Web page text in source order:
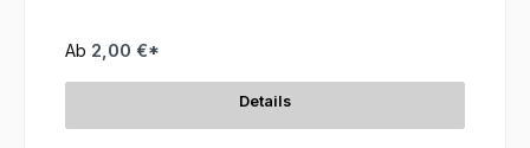
Ab 2,00 €*
Details